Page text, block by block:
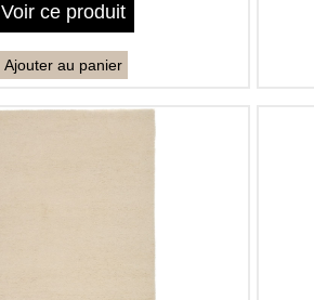
Voir ce produit
Ajouter au panier